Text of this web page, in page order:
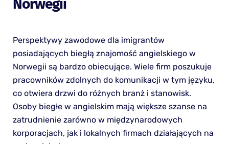
Norwegii
Perspektywy zawodowe dla imigrantów
posiadających biegłą znajomość angielskiego w
Norwegii są bardzo obiecujące. Wiele firm poszukuje
pracowników zdolnych do komunikacji w tym języku,
co otwiera drzwi do różnych branż i stanowisk.
Osoby biegłe w angielskim mają większe szanse na
zatrudnienie zarówno w międzynarodowych
korporacjach, jak i lokalnych firmach działających na